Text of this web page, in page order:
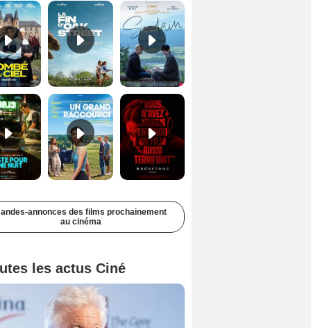
Juste pour une nuit Bande-annonce VO STFR Un grand raccourci Bande-annonce VF Undertone Bande-annonce VO STFR
annonces des films prochainement
au cinéma
les actus Ciné